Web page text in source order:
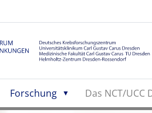
Forschung Das NCT/UCC